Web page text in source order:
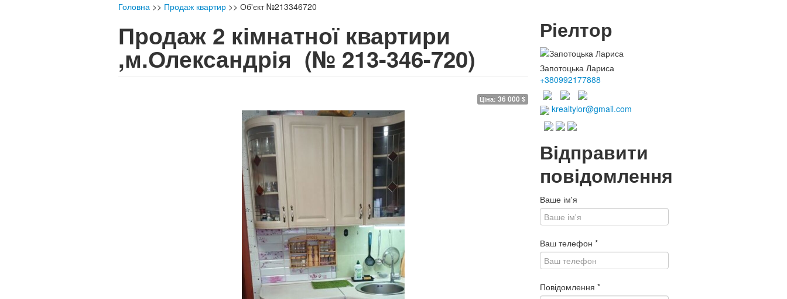
Головна >> Продаж квартир >> Об'єкт №213346720
Продаж 2 кімнатної квартири
,м.Олександрія (№ 213-346-720)
Ціна: 36 000 $
Ріелтор
Запотоцька Лариса
+380992177888
krealtylor@gmail.com
Відправити
повідомлення
Ваше ім'я
Ваш телефон *
Повідомлення *